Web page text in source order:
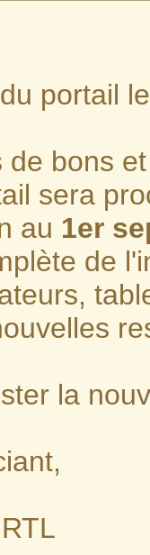
portail
de bons
sera
au 1er
de
la